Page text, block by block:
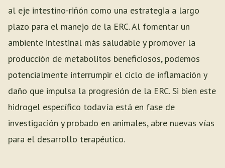
al eje intestino-riñón como una estrategia a largo
plazo para el manejo de la ERC. Al fomentar un
ambiente intestinal más saludable y promover la
producción de metabolitos beneficiosos, podemos
potencialmente interrumpir el ciclo de inflamación y
daño que impulsa la progresión de la ERC. Si bien este
hidrogel específico todavía está en fase de
investigación y probado en animales, abre nuevas vías
para el desarrollo terapéutico.